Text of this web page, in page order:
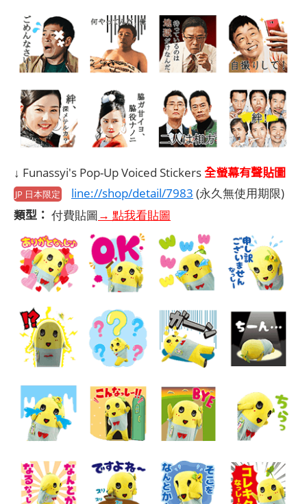
↓ Funassyi's Pop-Up Voiced Stickers全螢幕有聲貼圖
JP 日本限定 line://shop/detail/7983 (永久無使用期限)
類型： 付費貼圖→ 點我看貼圖